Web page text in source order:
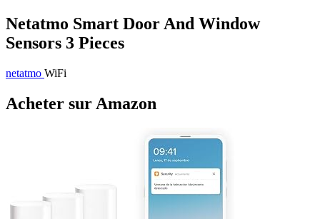
Netatmo Smart Door And Window
Sensors 3 Pieces
netatmo WiFi
Acheter sur Amazon